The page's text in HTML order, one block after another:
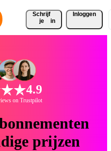
Schrijf
je
in
Inloggen
4.9
on Trustpilot
prijzen